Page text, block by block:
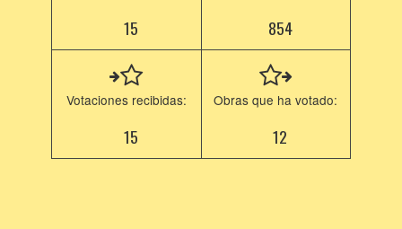
15 854
Votaciones recibidas:
15
Obras que ha votado:
12